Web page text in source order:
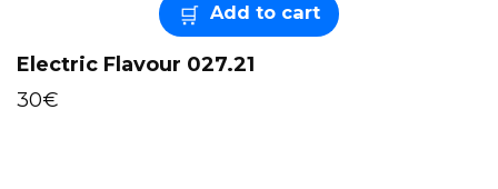
Add to cart
Electric Flavour 027.21
30€